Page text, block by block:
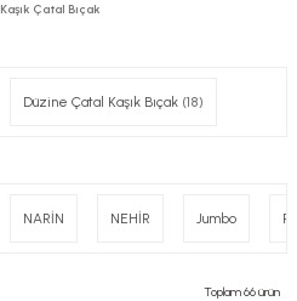
Kaşık Çatal Bıçak
Düzine Çatal Kaşık Bıçak (18)
NARİN NEHİR Jumbo
Toplam 66 ürün